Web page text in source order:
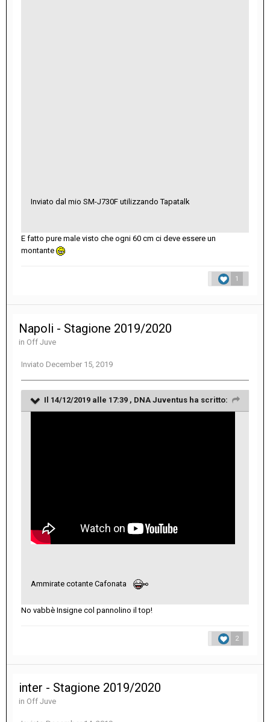
Inviato dal mio SM-J730F utilizzando Tapatalk
E fatto pure male visto che ogni 60 cm ci deve essere un
montante
1
Napoli - Stagione 2019/2020
in Off Juve
Inviato December 15, 2019
Il 14/12/2019 alle 17:39 , DNA Juventus ha scritto:
Ammirate cotante Cafonata
No vabbè Insigne col pannolino il top!
2
inter - Stagione 2019/2020
in Off Juve